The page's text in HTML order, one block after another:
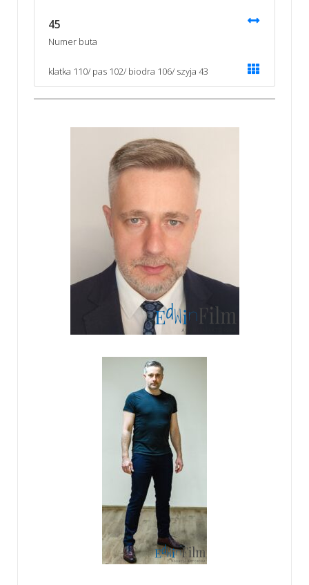
45
Numer buta
klatka 110/ pas 102/ biodra 106/ szyja 43